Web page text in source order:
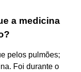
a medicina
pelos pulmões;
Foi durante o